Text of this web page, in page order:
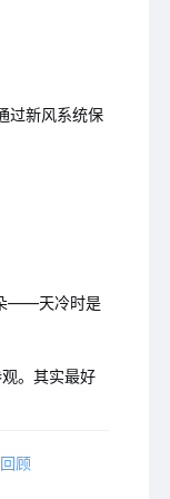
过新风系统保
——天冷时是
。其实最好
顾